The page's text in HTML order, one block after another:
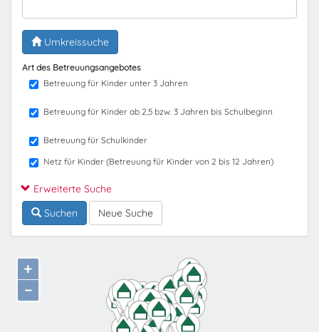
Umkreissuche
Art des Betreuungsangebotes
Betreuung für Kinder unter 3 Jahren
Betreuung für Kinder ab 2,5 bzw. 3 Jahren bis Schulbeginn
Betreuung für Schulkinder
Netz für Kinder (Betreuung für Kinder von 2 bis 12 Jahren)
Erweiterte Suche
Suchen
Neue Suche
+
−